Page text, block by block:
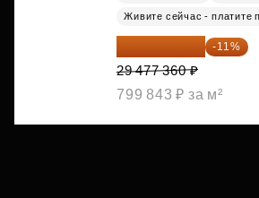
Живите сейчас - платите
26 234 850 ₽ -11%
29 477 360 ₽
799 843 ₽ за м²